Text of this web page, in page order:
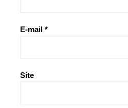
E-mail *
Site